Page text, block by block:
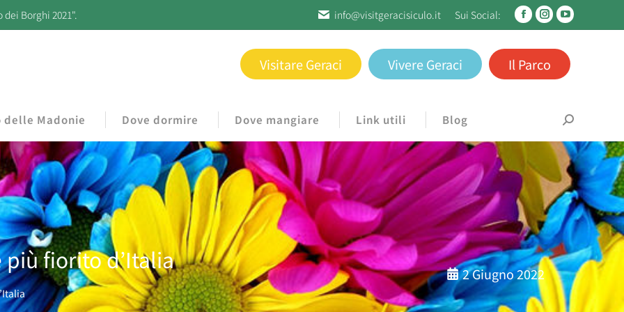
Borghi 2021". info@visitgeracisiculo.it Sui Social:
Visitare Geraci Vivere Geraci Il Parco
delle Madonie Dove dormire Dove mangiare Link utili Blog
più fiorito d’Italia 2 Giugno 2022